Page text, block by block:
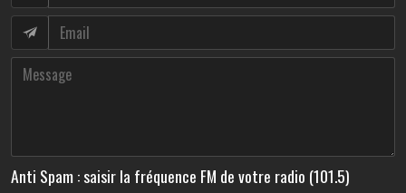
Anti Spam : saisir la fréquence FM de votre radio (101.5)